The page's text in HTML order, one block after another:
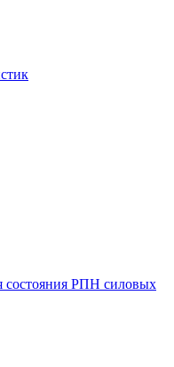
состояния РПН силовых